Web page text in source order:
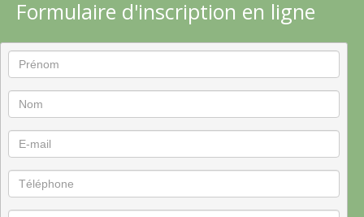
Formulaire d'inscription en ligne